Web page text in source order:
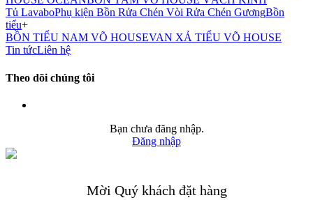
Tủ LavaboPhụ kiện Bồn Rửa Chén Vòi Rửa Chén GươngBồn
tiểu+
BỒN TIỂU NAM VÕ HOUSEVAN XẢ TIỂU VÕ HOUSE
Tin tứcLiên hệ
Theo dõi chúng tôi
Bạn chưa đăng nhập.
Đăng nhập
Mời Quý khách đặt hàng